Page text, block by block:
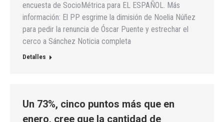
encuesta de SocioMétrica para EL ESPAÑOL. Más
información: El PP esgrime la dimisión de Noelia Núñez
para pedir la renuncia de Óscar Puente y estrechar el
cerco a Sánchez Noticia completa
Detalles
Un 73%, cinco puntos más que en
enero, cree que la cantidad de